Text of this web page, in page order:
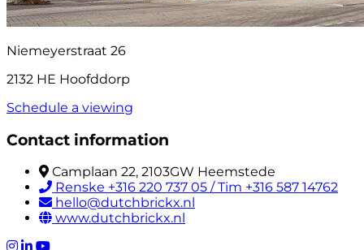
Niemeyerstraat 26
2132 HE Hoofddorp
Schedule a viewing
Contact information
Camplaan 22, 2103GW Heemstede
Renske +316 220 737 05 / Tim +316 587 14762
hello@dutchbrickx.nl
www.dutchbrickx.nl